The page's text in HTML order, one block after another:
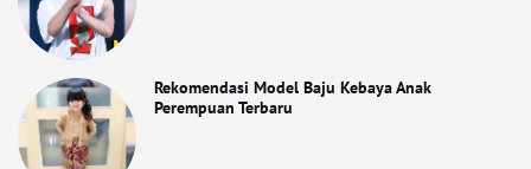
Rekomendasi Model Baju Kebaya Anak
Perempuan Terbaru